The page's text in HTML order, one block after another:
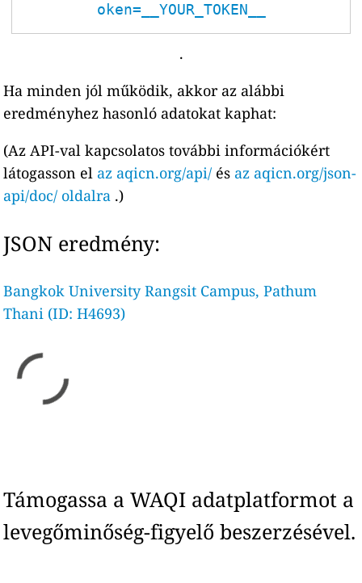
oken=__YOUR_TOKEN__
.
Ha minden jól működik, akkor az alábbi
eredményhez hasonló adatokat kaphat:
(Az API-val kapcsolatos további információkért
látogasson el az aqicn.org/api/ és az aqicn.org/json-
api/doc/ oldalra .)
JSON eredmény:
Bangkok University Rangsit Campus, Pathum
Thani (ID: H4693)
Támogassa a WAQI adatplatformot a
levegőminőség-figyelő beszerzésével.